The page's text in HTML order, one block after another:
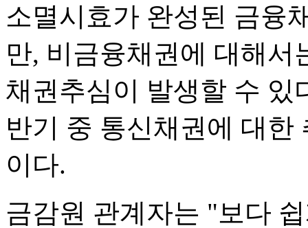
소멸시효가 완성된 금융
만, 비금융채권에 대해
채권추심이 발생할 수 있
반기 중 통신채권에 대한
이다.
금감원 관계자는 "보다